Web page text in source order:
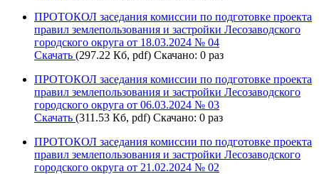
ПРОТОКОЛ заседания комиссии по подготовке проекта
правил землепользования и застройки Лесозаводского
городского округа от 18.03.2024 № 04
Скачать (297.22 Кб, pdf) Скачано: 0 раз
ПРОТОКОЛ заседания комиссии по подготовке проекта
правил землепользования и застройки Лесозаводского
городского округа от 06.03.2024 № 03
Скачать (311.53 Кб, pdf) Скачано: 0 раз
ПРОТОКОЛ заседания комиссии по подготовке проекта
правил землепользования и застройки Лесозаводского
городского округа от 21.02.2024 № 02